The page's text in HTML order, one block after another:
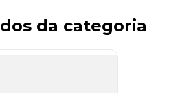
da categoria